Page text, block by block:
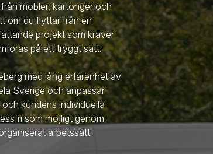
möbler, kartonger och
om du flyttar från en
projekt som kräver
på ett tryggt sätt.
med lång erfarenhet av
Sverige och anpassar
kundens individuella
som möjligt genom
arbetssätt.